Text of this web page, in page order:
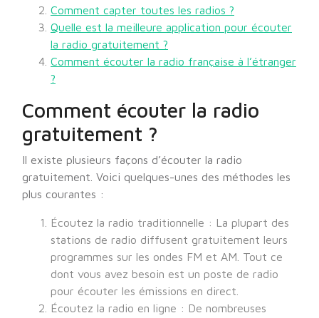
Comment capter toutes les radios ?
Quelle est la meilleure application pour écouter
la radio gratuitement ?
Comment écouter la radio française à l’étranger
?
Comment écouter la radio
gratuitement ?
Il existe plusieurs façons d’écouter la radio
gratuitement. Voici quelques-unes des méthodes les
plus courantes :
Écoutez la radio traditionnelle : La plupart des
stations de radio diffusent gratuitement leurs
programmes sur les ondes FM et AM. Tout ce
dont vous avez besoin est un poste de radio
pour écouter les émissions en direct.
Écoutez la radio en ligne : De nombreuses